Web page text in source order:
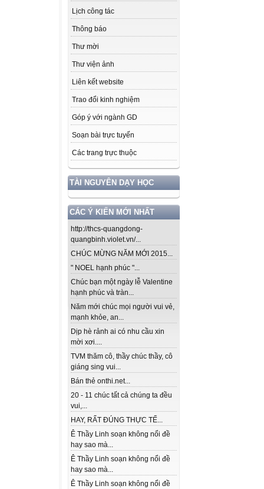
Lịch công tác
Thông báo
Thư mời
Thư viện ảnh
Liên kết website
Trao đổi kinh nghiệm
Góp ý với ngành GD
Soạn bài trực tuyến
Các trang trực thuộc
TÀI NGUYÊN DẠY HỌC
CÁC Ý KIẾN MỚI NHẤT
http://thcs-quangdong-
quangbinh.violet.vn/...
CHÚC MỪNG NĂM MỚI 2015...
" NOEL hạnh phúc "...
Chúc bạn một ngày lễ Valentine
hạnh phúc và tràn...
Năm mới chúc mọi người vui vẻ,
mạnh khỏe, an...
Dịp hè rảnh ai có nhu cầu xin
mời xơi....
TVM thăm cô, thầy chúc thầy, cô
giáng sing vui...
Bán thẻ onthi.net...
20 - 11 chúc tất cả chúng ta đều
vui,...
HAY, RẤT ĐÚNG THỰC TẾ...
Ê Thầy Linh soạn không nổi đề
hay sao mà...
Ê Thầy Linh soạn không nổi đề
hay sao mà...
Ê Thầy Linh soạn không nổi đề